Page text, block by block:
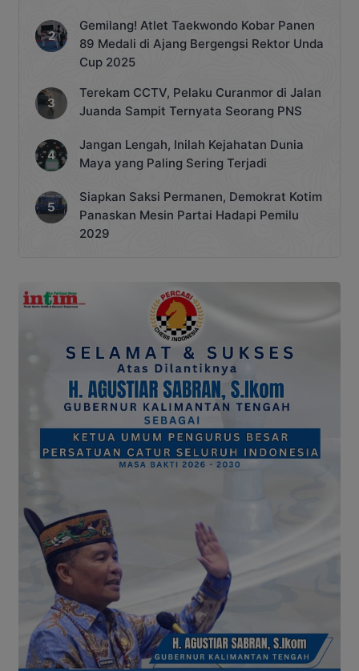
Gemilang! Atlet Taekwondo Kobar Panen
89 Medali di Ajang Bergengsi Rektor Unda
Cup 2025
Terekam CCTV, Pelaku Curanmor di Jalan
Juanda Sampit Ternyata Seorang PNS
Jangan Lengah, Inilah Kejahatan Dunia
Maya yang Paling Sering Terjadi
Siapkan Saksi Permanen, Demokrat Kotim
Panaskan Mesin Partai Hadapi Pemilu
2029